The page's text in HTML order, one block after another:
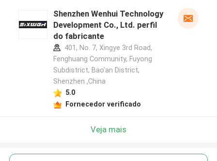
Shenzhen Wenhui Technology
Development Co., Ltd. perfil
do fabricante
401, No. 7, Xingye 3rd Road,
Fenghuang Community, Fuyong
Subdistrict, Bao'an District,
Shenzhen ,China
5.0
Fornecedor verificado
Veja mais